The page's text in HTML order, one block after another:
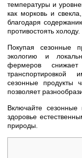
температуры и
как морковь и
благодаря
противостоять холоду.
Покупая сезонные
экологию и
фермеров
транспортировкой
сезонные продукты
позволяет
Включайте
здоровье
природы.